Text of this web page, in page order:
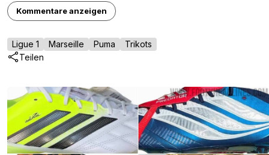
Kommentare anzeigen
Ligue 1 Marseille Puma
Trikots
Teilen